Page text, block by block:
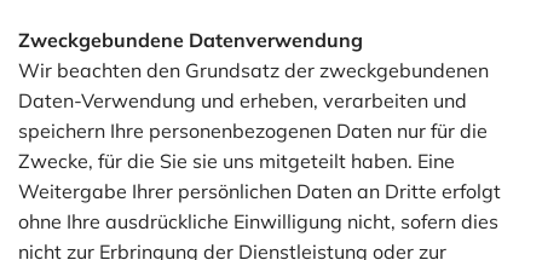
Zweckgebundene Datenverwendung
Wir beachten den Grundsatz der zweckgebundenen
Daten-Verwendung und erheben, verarbeiten und
speichern Ihre personenbezogenen Daten nur für die
Zwecke, für die Sie sie uns mitgeteilt haben. Eine
Weitergabe Ihrer persönlichen Daten an Dritte erfolgt
ohne Ihre ausdrückliche Einwilligung nicht, sofern dies
nicht zur Erbringung der Dienstleistung oder zur